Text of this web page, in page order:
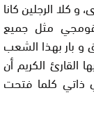
كلا الرجلين كانا
مثل جميع
و بار بهذا الشعب
القارئ الكريم أن
ذاتي كلما فتحت